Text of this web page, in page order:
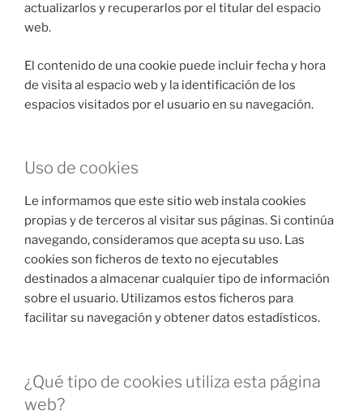
actualizarlos y recuperarlos por el titular del espacio
web.
El contenido de una cookie puede incluir fecha y hora
de visita al espacio web y la identificación de los
espacios visitados por el usuario en su navegación.
Uso de cookies
Le informamos que este sitio web instala cookies
propias y de terceros al visitar sus páginas. Si continúa
navegando, consideramos que acepta su uso. Las
cookies son ficheros de texto no ejecutables
destinados a almacenar cualquier tipo de información
sobre el usuario. Utilizamos estos ficheros para
facilitar su navegación y obtener datos estadísticos.
¿Qué tipo de cookies utiliza esta página
web?